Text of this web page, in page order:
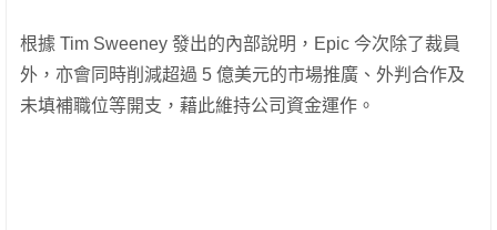
根據 Tim Sweeney 發出的內部說明，Epic 今次除了裁員
外，亦會同時削減超過 5 億美元的市場推廣、外判合作及
未填補職位等開支，藉此維持公司資金運作。